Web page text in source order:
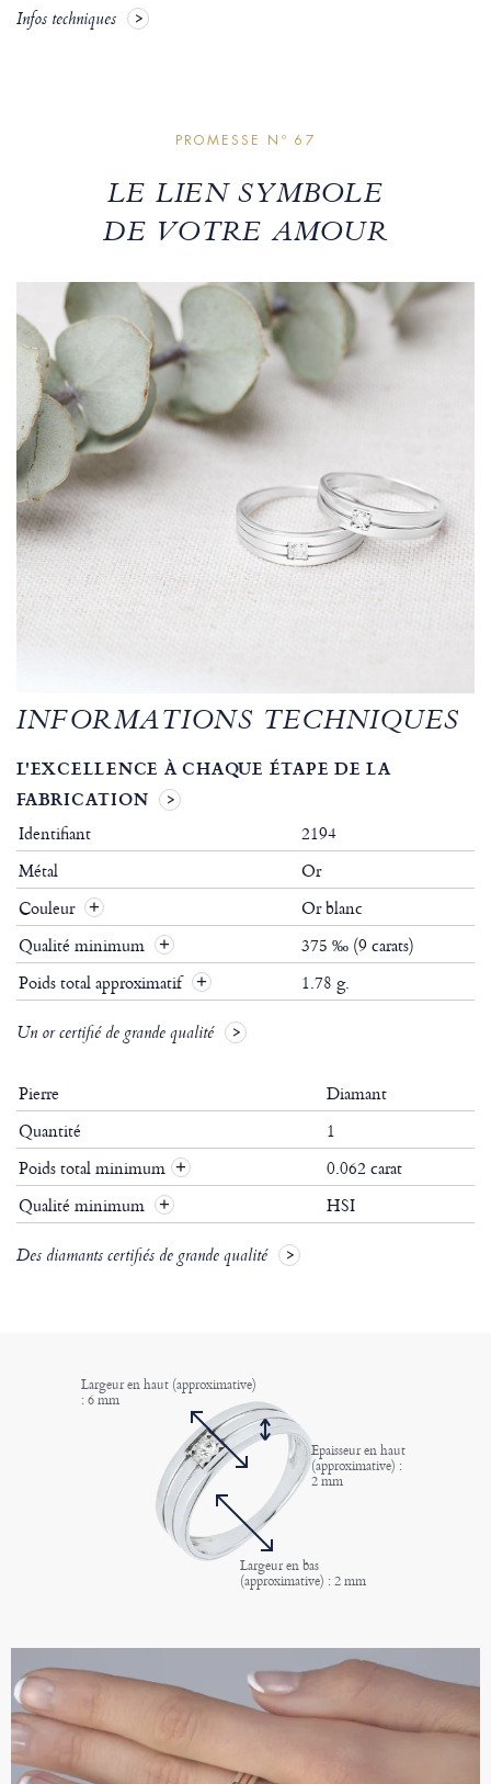
Infos techniques
PROMESSE Nº 67
LE LIEN SYMBOLE
DE VOTRE AMOUR
INFORMATIONS TECHNIQUES
L'EXCELLENCE À CHAQUE ÉTAPE DE LA
FABRICATION
Identifiant
2194
Métal
Or
Couleur
Or blanc
Qualité minimum
375 ‰ (9 carats)
Poids total approximatif
1.78 g.
Un or certifié de grande qualité
Pierre
Diamant
Quantité
1
Poids total minimum +
0.062 carat
Qualité minimum
+ HSI
Des diamants certifiés de grande qualité
Largeur en haut (approximative)
: 6 mm
Epaisseur en haut
(approximative) :
2 mm
Largeur en bas
(approximative) : 2 mm